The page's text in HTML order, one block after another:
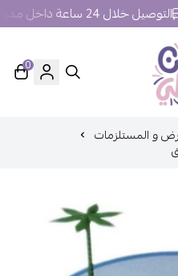
التوصيل خلال 24 ساعة داخل مدينة حائل.
0
و المستلزمات